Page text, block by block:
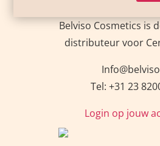
Belviso Cosmetics is
distributeur voor
Tel: +31 23
Login op jouw